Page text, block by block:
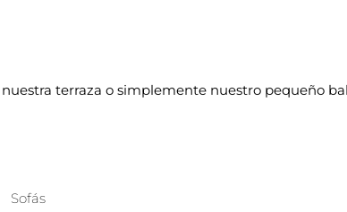
terraza o simplemente nuestro pequeño
Sofás